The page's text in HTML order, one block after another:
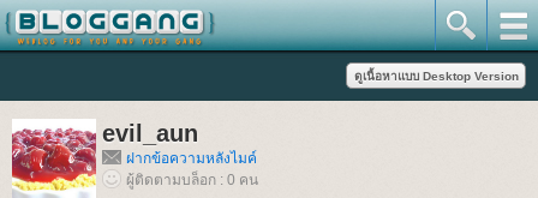
evil_aun
ฝากข้อความหลังไมค์
ผู้ติดตามบล็อก : 0 คน